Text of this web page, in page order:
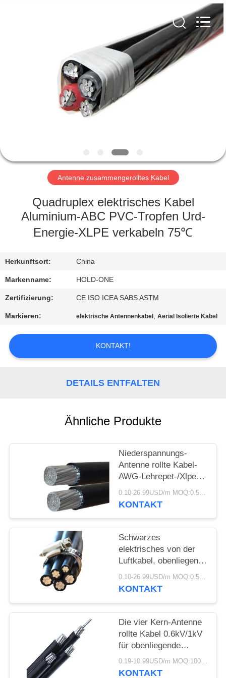
PRODUKTE
ÜBER
UNS
FABRIK-
AUSFLUG
TRETEN
SIE
MIT
IN
VERBINDUNG
DATENSCHUTZRICHTLINIE
Antenne zusammengerolltes Kabel
Quadruplex elektrisches Kabel
Aluminium-ABC PVC-Tropfen Urd-
Energie-XLPE verkabeln 75℃
Herkunftsort: China
Markenname: HOLD-ONE
Zertifizierung: CE ISO ICEA SABS ASTM
Markieren: elektrische Antennenkabel ,Aerial Isolierte Kabel
KONTAKT!
DETAILS ENTFALTEN
Ähnliche Produkte
Niederspannungs-
Antenne rollte Kabel-
AWG-Lehrepet-/Xlpe-
Isolierungs-Aluminium-
Leiter zusammen
0.10-26.99USD/m MOQ:0.5KM
KONTAKT
Schwarzes
elektrisches von der
Luftkabel, obenliegende
elektrische Leitungen
für Stromversorgung
0.10-26.99USD/m MOQ:0.5KM
KONTAKT
Die vier Kern-Antenne
rollte Kabel 0.6kV/1kV
für obenliegende
Stromleitungen
zusammen
0.19-10.99USD/m MOQ:1000M
KONTAKT